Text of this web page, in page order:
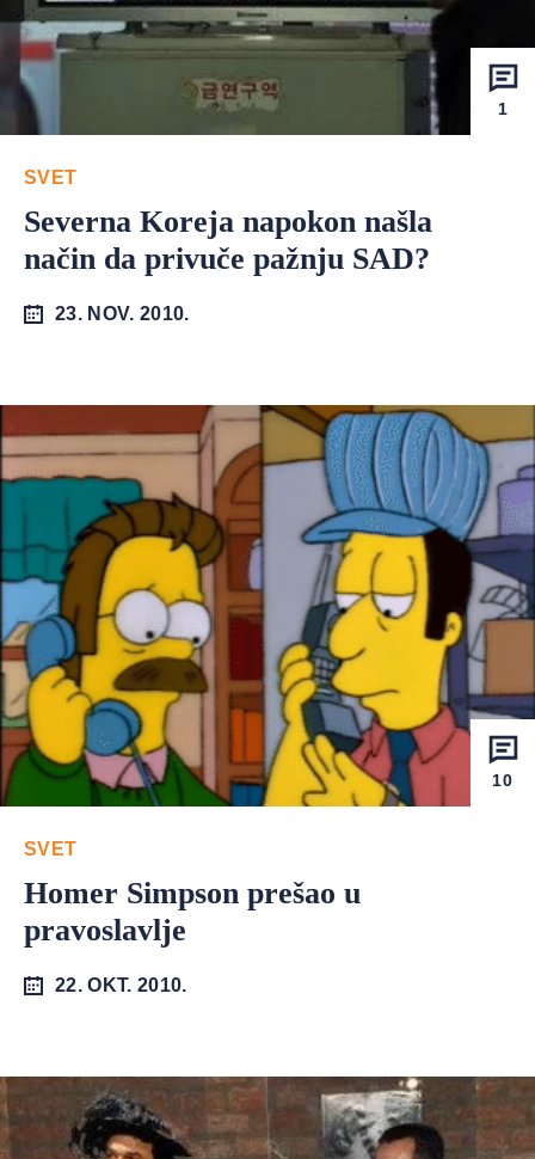
1
SVET
Severna Koreja napokon našla
način da privuče pažnju SAD?
23. NOV. 2010.
10
SVET
Homer Simpson prešao u
pravoslavlje
22. OKT. 2010.